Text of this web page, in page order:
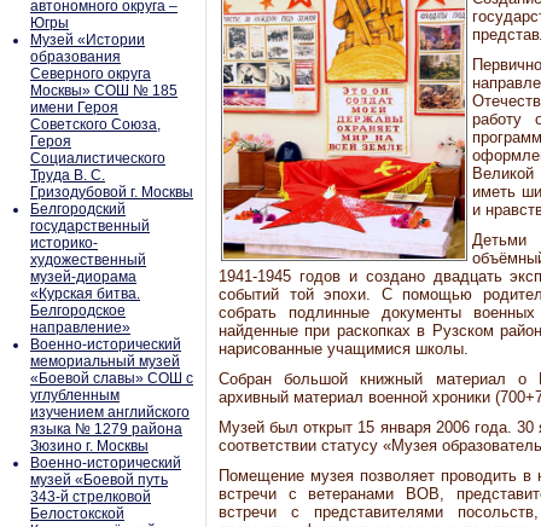
автономного округа –
Югры
Mузей «Истории
образования
Северного округа
Москвы» СОШ № 185
имени Героя
Советского Союза,
Героя
Социалистического
Труда В. С.
Гризодубовой г. Москвы
Белгородский
государственный
историко-
художественный
музей-диорама
«Курская битва.
Белгородское
направление»
Военно-исторический
мемориальный музей
«Боевой славы» СОШ с
углубленным
изучением английского
языка № 1279 района
Зюзино г. Москвы
Военно-исторический
музей «Боевой путь
343-й стрелковой
Белостокской
работу
иметь
и
Детьми
1941-1945 годов и создано двадцать
событий той эпохи. С помощью
собрать подлинные документы
найденные при раскопках в Рузском
нарисованные учащимися школы.
Собран большой книжный материал о
архивный материал военной хроники
Музей был открыт 15 января 2006 года.
соответствии статусу «Музея
Помещение музея позволяет проводить
встречи с ветеранами ВОВ,
встречи с представителями